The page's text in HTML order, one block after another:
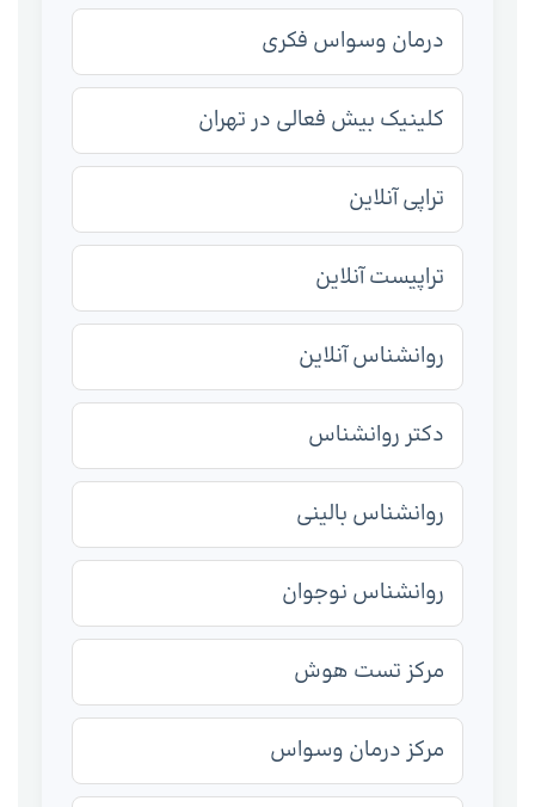
درمان وسواس فکری
کلینیک بیش فعالی در تهران
تراپی آنلاین
تراپیست آنلاین
روانشناس آنلاین
دکتر روانشناس
روانشناس بالینی
روانشناس نوجوان
مرکز تست هوش
مرکز درمان وسواس